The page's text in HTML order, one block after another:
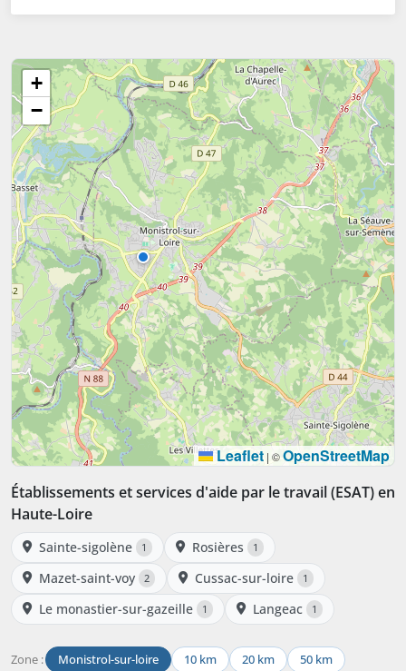
+
−
Leaflet | ©OpenStreetMap
Établissements et services d'aide par le travail (ESAT) en
Haute-Loire
Sainte-sigolène 1 Rosières 1
Mazet-saint-voy 2 Cussac-sur-loire 1
Le monastier-sur-gazeille 1 Langeac 1
Zone : Monistrol-sur-loire 10 km 20 km 50 km